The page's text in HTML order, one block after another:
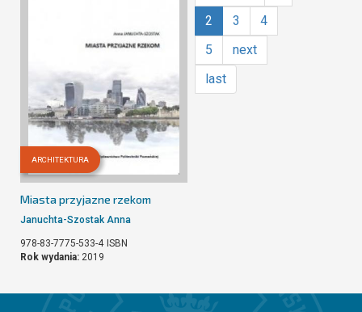
ARCHITEKTURA
Miasta przyjazne rzekom
Januchta-Szostak Anna
978-83-7775-533-4 ISBN
Rok wydania: 2019
2
3
4
5
next
last